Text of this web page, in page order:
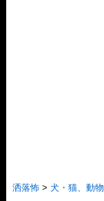
洒落怖> 犬・猫、動物